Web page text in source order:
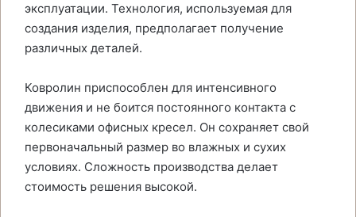
эксплуатации. Технология, используемая для
создания изделия, предполагает получение
различных деталей.
Ковролин приспособлен для интенсивного
движения и не боится постоянного контакта с
колесиками офисных кресел. Он сохраняет свой
первоначальный размер во влажных и сухих
условиях. Сложность производства делает
стоимость решения высокой.